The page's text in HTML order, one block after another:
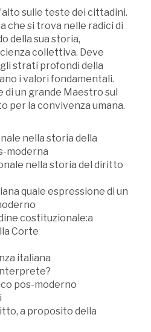
sulle teste dei cittadini.
che si trova nelle radici di
della sua storia,
collettiva. Deve
strati profondi della
i valori fondamentali.
un grande Maestro sul
per la convivenza umana.
nella storia della
moderna
nella storia del diritto
quale espressione di un
costituzionale:a
Corte
italiana
pos-moderno
a proposito della